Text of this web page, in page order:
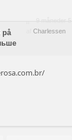
Charlessen
på